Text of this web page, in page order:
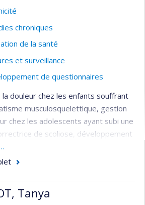
chroniques
de la santé
et surveillance
de questionnaires
douleur chez les enfants souffrant
musculosquelettique, gestion
chez les adolescents ayant subi une
de scoliose, développement
d’instruments de mesure de la
ne sont là que quelques sujets sur
analgésiques pédiatriques et
Tanya